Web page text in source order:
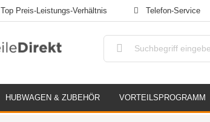
Top Preis-Leistungs-Verhältnis Telefon-Service
HUBWAGEN & ZUBEHÖR VORTEILSPROGRAMM